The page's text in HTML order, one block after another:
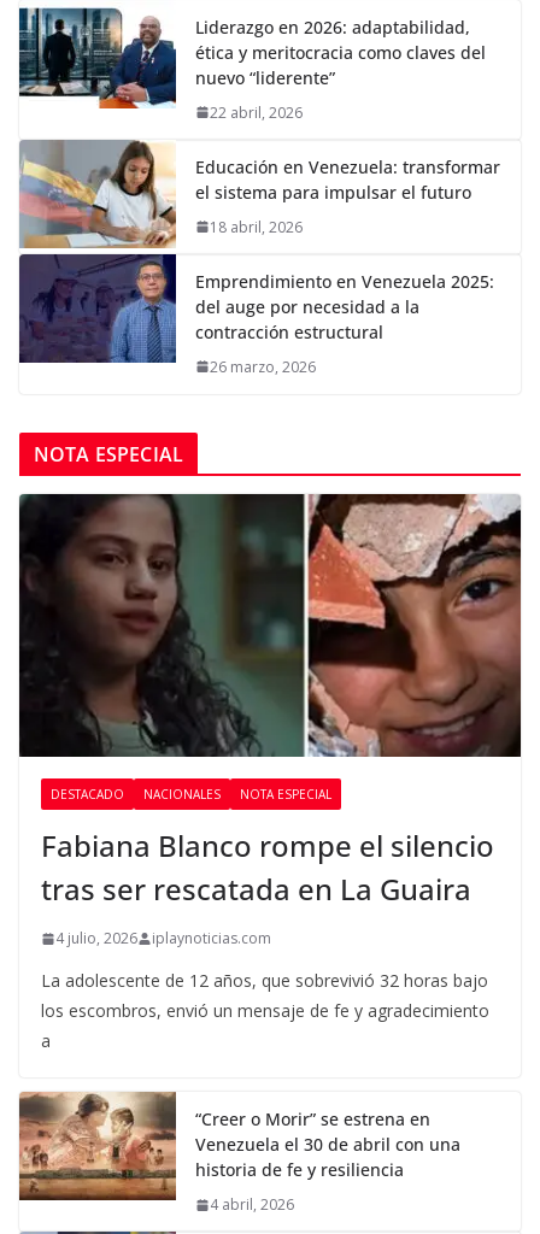
Liderazgo en 2026: adaptabilidad,
ética y meritocracia como claves del
nuevo “liderente”
22 abril, 2026
Educación en Venezuela: transformar
el sistema para impulsar el futuro
18 abril, 2026
Emprendimiento en Venezuela 2025:
del auge por necesidad a la
contracción estructural
26 marzo, 2026
NOTA ESPECIAL
DESTACADO NACIONALES NOTA ESPECIAL
Fabiana Blanco rompe el silencio
tras ser rescatada en La Guaira
4 julio, 2026 iplaynoticias.com
La adolescente de 12 años, que sobrevivió 32 horas bajo
los escombros, envió un mensaje de fe y agradecimiento
a
“Creer o Morir” se estrena en
Venezuela el 30 de abril con una
historia de fe y resiliencia
4 abril, 2026